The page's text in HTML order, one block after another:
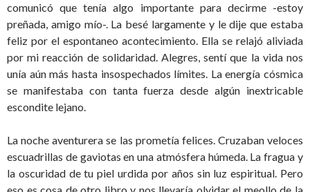
comunicó que tenía algo importante para decirme -estoy
preñada, amigo mío-. La besé largamente y le dije que estaba
feliz por el espontaneo acontecimiento. Ella se relajó aliviada
por mi reacción de solidaridad. Alegres, sentí que la vida nos
unía aún más hasta insospechados límites. La energía cósmica
se manifestaba con tanta fuerza desde algún inextricable
escondite lejano.
La noche aventurera se las prometía felices. Cruzaban veloces
escuadrillas de gaviotas en una atmósfera húmeda. La fragua y
la oscuridad de tu piel urdida por años sin luz espiritual. Pero